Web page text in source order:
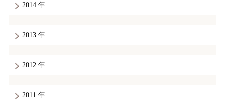
2014
2013
2012
2011